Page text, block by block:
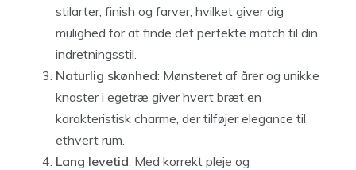
stilarter, finish og farver, hvilket giver dig
mulighed for at finde det perfekte match til din
indretningsstil.
Naturlig skønhed: Mønsteret af årer og unikke
knaster i egetræ giver hvert bræt en
karakteristisk charme, der tilføjer elegance til
ethvert rum.
Lang levetid: Med korrekt pleje og